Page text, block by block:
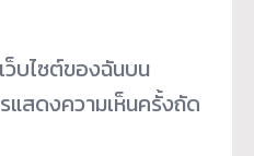
ว็บไซต์ของฉันบน
แสดงความเห็นครั้งถัด